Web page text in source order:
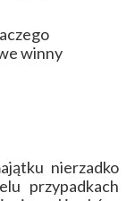
winny
nierzadko
przypadkach